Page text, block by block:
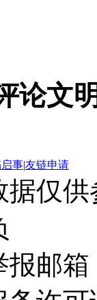
论文
事|友链申请
仅
报邮箱